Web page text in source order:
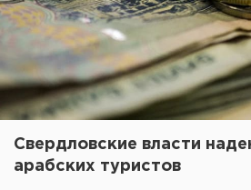
Свердловские власти
арабских туристов